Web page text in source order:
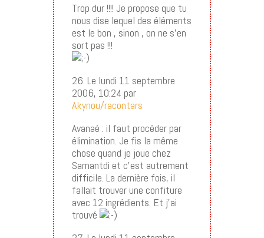
Trop dur !!!! Je propose que tu
nous dise lequel des éléments
est le bon , sinon , on ne s’en
sort pas !!!
26. Le lundi 11 septembre
2006, 10:24 par
Akynou/racontars
Avanaé : il faut procéder par
élimination. Je fis la même
chose quand je joue chez
Samantdi et c’est autrement
difficile. La dernière fois, il
fallait trouver une confiture
avec 12 ingrédients. Et j’ai
trouvé